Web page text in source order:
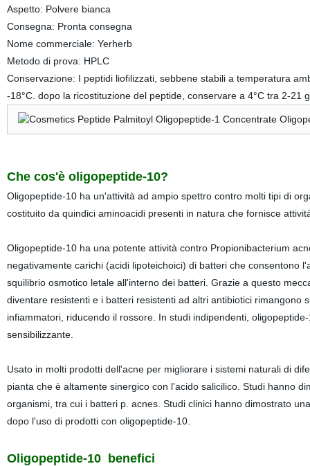
Aspetto: Polvere bianca
Consegna: Pronta consegna
Nome commerciale: Yerherb
Metodo di prova: HPLC
Conservazione: I peptidi liofilizzati, sebbene stabili a temperatura
-18°C. dopo la ricostituzione del peptide, conservare a 4°C tra 2-
Che cos'è oligopeptide-10?
Oligopeptide-10 ha un'attività ad ampio spettro contro molti tipi di
costituito da quindici aminoacidi presenti in natura che fornisce
Oligopeptide-10 ha una potente attività contro Propionibacterium
negativamente carichi (acidi lipoteichoici) di batteri che consentono
squilibrio osmotico letale all'interno dei batteri. Grazie a questo
diventare resistenti e i batteri resistenti ad altri antibiotici
infiammatori, riducendo il rossore. In studi indipendenti,
sensibilizzante.
Usato in molti prodotti dell'acne per migliorare i sistemi naturali di
pianta che è altamente sinergico con l'acido salicilico. Studi hanno
organismi, tra cui i batteri p. acnes. Studi clinici hanno dimostrato
dopo l'uso di prodotti con oligopeptide-10.
Oligopeptide-10 benefici